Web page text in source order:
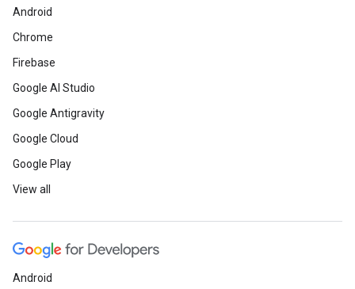
Android
Chrome
Firebase
Google AI Studio
Google Antigravity
Google Cloud
Google Play
View all
Android